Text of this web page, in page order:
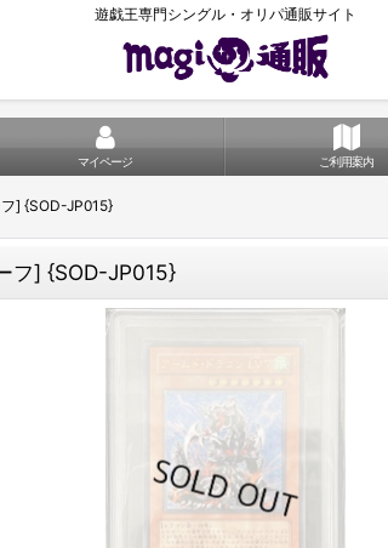
遊戯王専門シングル・オリパ通販サイト
マイページ ご利用案内
] {SOD-JP015}
フ] {SOD-JP015}